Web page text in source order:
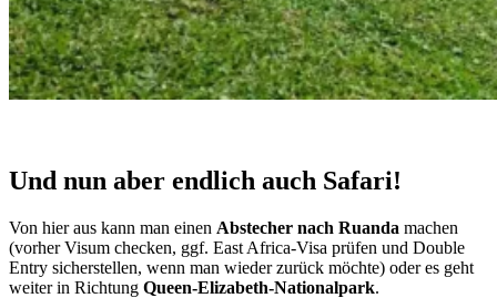
Und nun aber endlich auch Safari!
Von hier aus kann man einen Abstecher nach Ruanda machen
(vorher Visum checken, ggf. East Africa-Visa prüfen und Double
Entry sicherstellen, wenn man wieder zurück möchte) oder es geht
weiter in Richtung Queen-Elizabeth-Nationalpark.